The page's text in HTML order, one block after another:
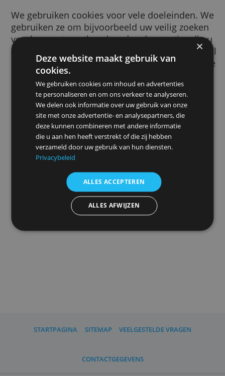
belangrijke rol. Zonder cookies zou het
van internet veel frustrerender zijn.
We gebruiken cookies voor vele
gebruiken ze om bijvoorbeeld uw veilig
voorkeuren te onthouden, de advertenties
ziet relevanter voor u te maken, te tellen
bezoekers we op een pagina ontvangen,
helpen bij het aanmelden voor onze
om uw gegevens te beschermen, of om
advertentieinstellingenherinneren.
Advertenties personaliseren
Deze website maakt gebruik van
cookies.
We gebruiken cookies om inhoud en advertenties
te personaliseren en om ons verkeer te analyseren.
We delen ook informatie over uw gebruik van onze
site met onze advertentie- en analysepartners, die
deze kunnen combineren met andere informatie
die u aan hen heeft verstrekt of die zij hebben
verzameld door uw gebruik van hun diensten.